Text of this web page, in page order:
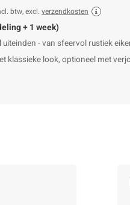
btw, excl. verzendkosten
+ 1 week)
- van sfeervol rustiek
klassieke look, optioneel met